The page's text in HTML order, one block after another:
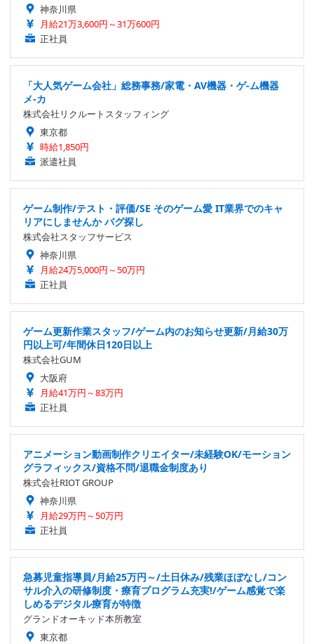
神奈川県
月給21万3,600円～31万600円
正社員
「大人気ゲーム会社」総務事務/家電・AV機器・ゲ-ム機器
メ-カ
株式会社リクルートスタッフィング
東京都
時給1,850円
派遣社員
ゲーム制作/テスト・評価/SE そのゲーム愛 IT業界でのキャ
リアにしませんか バグ探し
株式会社スタッフサービス
神奈川県
月給24万5,000円～50万円
正社員
ゲーム更新作業スタッフ/ゲーム内のお知らせ更新/月給30万
円以上可/年間休日120日以上
株式会社GUM
大阪府
月給41万円～83万円
正社員
アニメーション動画制作クリエイター/未経験OK/モーション
グラフィックス/資格不問/退職金制度あり
株式会社RIOT GROUP
神奈川県
月給29万円～50万円
正社員
急募児童指導員/月給25万円～/土日休み/残業ほぼなし/コン
サル介入の研修制度・療育プログラム充実!/ゲーム感覚で楽
しめるデジタル療育が特徴
グランドオーキッド本所教室
東京都